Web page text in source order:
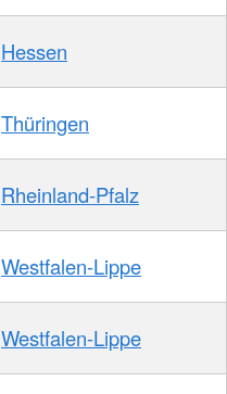
Hessen
Thüringen
Rheinland-Pfalz
Westfalen-Lippe
Westfalen-Lippe